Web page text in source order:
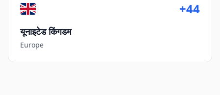
+44
यूनाइटेड किंगडम
Europe